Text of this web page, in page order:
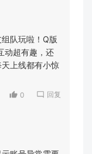
队玩啦！Q版
动超有趣，还
上线都有小惊
0 回复